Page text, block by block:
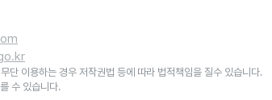
단 이용하는 경우 저작권법 등에 따라 법적책임을 질수 있습니다.
수 있습니다.